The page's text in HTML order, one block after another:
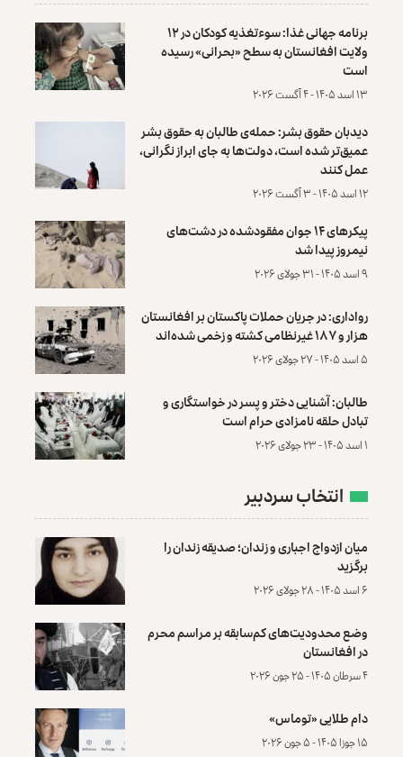
برنامه جهانی غذا: سوءتغذیه کودکان در ۱۲
ولایت افغانستان به سطح «بحرانی» رسیده
است
۱۳ اسد ۱۴۰۵ - ۴ آگست ۲۰۲۶
دیدبان حقوق بشر: حمله‌ی طالبان به حقوق بشر
عمیق‌تر شده است، دولت‌ها به جای ابراز نگرانی،
عمل کنند
۱۲ اسد ۱۴۰۵ - ۳ آگست ۲۰۲۶
پیکرهای ۱۴ جوان مفقودشده در دشت‌های
نیمروز پیدا شد
۹ اسد ۱۴۰۵ - ۳۱ جولای ۲۰۲۶
رواداری: در جریان حملات پاکستان بر افغانستان
هزار و ۱۸۷ غیرنظامی کشته و زخمی شده‌اند
۵ اسد ۱۴۰۵ - ۲۷ جولای ۲۰۲۶
طالبان: آشنایی دختر و پسر در خواستگاری و
تبادل حلقه نامزادی حرام است
۱ اسد ۱۴۰۵ - ۲۳ جولای ۲۰۲۶
انتخاب سردبیر
میان ازدواج اجباری و زندان؛ صدیقه زندان را
برگزید
۶ اسد ۱۴۰۵ - ۲۸ جولای ۲۰۲۶
وضع محدودیت‌های کم‌سابقه بر مراسم محرم
در افغانستان
۴ سرطان ۱۴۰۵ - ۲۵ جون ۲۰۲۶
دام طلایی «توماس»
۱۵ جوزا ۱۴۰۵ - ۵ جون ۲۰۲۶